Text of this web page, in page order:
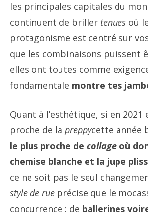
les principales capitales du
continuent de briller tenues où le
protagonisme est centré sur
que les combinaisons puissent
elles ont toutes comme
fondamentale montre tes
Quant à l’esthétique, si en
proche de la preppycette année
le plus proche de collage où
chemise blanche et la jupe
ce ne soit pas le seul
style de rue précise que le
concurrence : de ballerines